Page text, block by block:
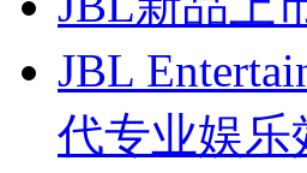
JBL
代专业娱乐